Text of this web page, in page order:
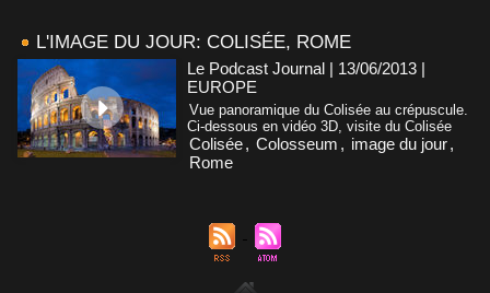
L'IMAGE DU JOUR: COLISÉE, ROME
Le Podcast Journal | 13/06/2013 |
EUROPE
Vue panoramique du Colisée au crépuscule.
Ci-dessous en vidéo 3D, visite du Colisée
Colisée, Colosseum , image du jour,
Rome